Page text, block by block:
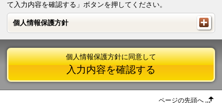
て入力内容を確認する」ボタンを押してください。
個人情報保護方針
個人情報保護方針
個人情報保護方針に同意して
入力内容を確認する
ページの先頭へ